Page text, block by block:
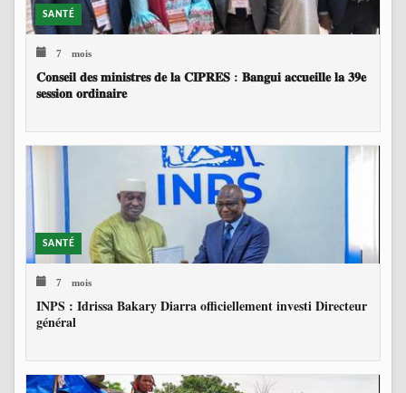
SANTÉ
7 mois
𝐂𝐨𝐧𝐬𝐞𝐢𝐥 𝐝𝐞𝐬 𝐦𝐢𝐧𝐢𝐬𝐭𝐫𝐞𝐬 𝐝𝐞 𝐥𝐚 𝐂𝐈𝐏𝐑𝐄𝐒 : 𝐁𝐚𝐧𝐠𝐮𝐢 𝐚𝐜𝐜𝐮𝐞𝐢𝐥𝐥𝐞 𝐥𝐚 𝟑𝟗𝐞
𝐬𝐞𝐬𝐬𝐢𝐨𝐧 𝐨𝐫𝐝𝐢𝐧𝐚𝐢𝐫𝐞
SANTÉ
7 mois
INPS : Idrissa Bakary Diarra officiellement investi Directeur
général